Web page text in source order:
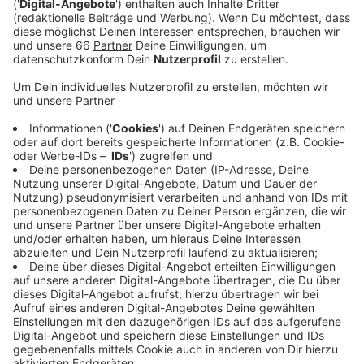
Intelligenz Atze Schröder.
Veröffentlicht:Mittwoch, 24.01.2024 00:15
Anzeige
Comedy
Atze Schröders Kaltstart 24: "Computer"